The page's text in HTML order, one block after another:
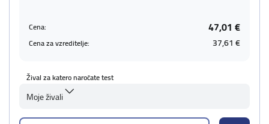
Cena: 47,01 €
Cena za vzreditelje: 37,61 €
Žival za katero naročate test
Moje živali